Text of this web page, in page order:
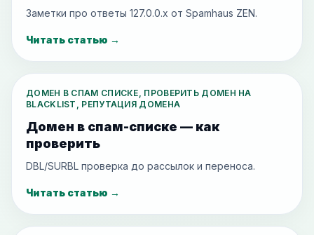
Заметки про ответы 127.0.0.x от Spamhaus ZEN.
Читать статью →
ДОМЕН В СПАМ СПИСКЕ, ПРОВЕРИТЬ ДОМЕН НА
BLACKLIST, РЕПУТАЦИЯ ДОМЕНА
Домен в спам-списке — как
проверить
DBL/SURBL проверка до рассылок и переноса.
Читать статью →